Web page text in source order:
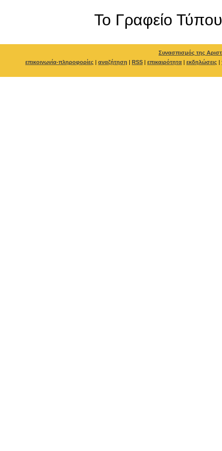
To Γραφείο Τύπου
Συνασπισμός της
επικοινωνία-πληροφορίες | αναζήτηση | RSS | επικαιρότητα | εκδηλώσεις |